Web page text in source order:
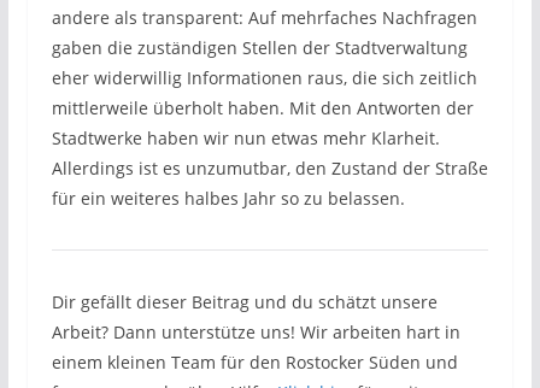
andere als transparent: Auf mehrfaches Nachfragen
gaben die zuständigen Stellen der Stadtverwaltung
eher widerwillig Informationen raus, die sich zeitlich
mittlerweile überholt haben. Mit den Antworten der
Stadtwerke haben wir nun etwas mehr Klarheit.
Allerdings ist es unzumutbar, den Zustand der Straße
für ein weiteres halbes Jahr so zu belassen.
Dir gefällt dieser Beitrag und du schätzt unsere
Arbeit? Dann unterstütze uns! Wir arbeiten hart in
einem kleinen Team für den Rostocker Süden und